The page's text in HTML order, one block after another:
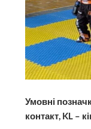
Умовні
контакт, KL –